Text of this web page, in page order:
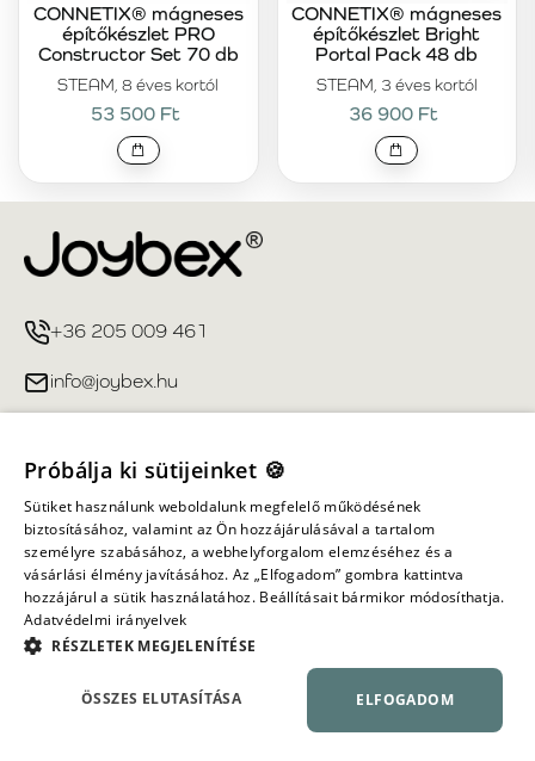
STEAM, 8 éves kortól
CONNETIX® mágneses
építőkészlet PRO
Constructor Set 70 db
53 500 Ft
STEAM, 3 éves kortól
CONNETIX® mágneses
építőkészlet Bright
Portal Pack 48 db
36 900 Ft
+36 205 009 461
info@joybex.hu
Fiókom
Információ
Minden jog fenntartva ©
Próbálja ki sütijeinket 🍪
Sütiket használunk weboldalunk megfelelő működésének
biztosításához, valamint az Ön hozzájárulásával a tartalom
személyre szabásához, a webhelyforgalom elemzéséhez és a
vásárlási élmény javításához. Az „Elfogadom” gombra kattintva
hozzájárul a sütik használatához. Beállításait bármikor módosíthatja.
Adatvédelmi irányelvek
RÉSZLETEK MEGJELENÍTÉSE
ELFOGADOM
ÖSSZES ELUTASÍTÁSA